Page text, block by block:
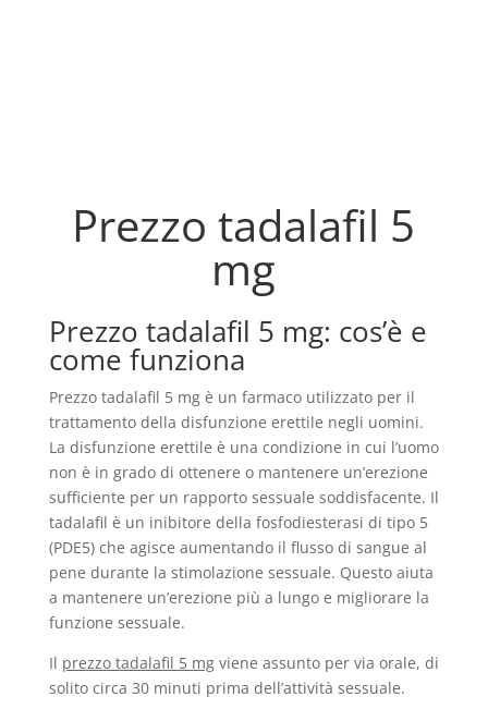
Prezzo tadalafil 5
mg
Prezzo tadalafil 5 mg: cos’è e
come funziona
Prezzo tadalafil 5 mg è un farmaco utilizzato per il
trattamento della disfunzione erettile negli uomini.
La disfunzione erettile è una condizione in cui l’uomo
non è in grado di ottenere o mantenere un’erezione
sufficiente per un rapporto sessuale soddisfacente. Il
tadalafil è un inibitore della fosfodiesterasi di tipo 5
(PDE5) che agisce aumentando il flusso di sangue al
pene durante la stimolazione sessuale. Questo aiuta
a mantenere un’erezione più a lungo e migliorare la
funzione sessuale.
Il prezzo tadalafil 5 mgviene assunto per via orale, di
solito circa 30 minuti prima dell’attività sessuale.